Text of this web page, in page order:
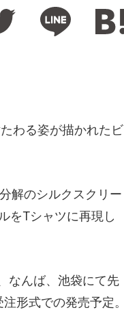
わる姿が描かれたビ
解のシルクスクリー
をTシャツに再現し
なんば、池袋にて先
形式での発売予定。